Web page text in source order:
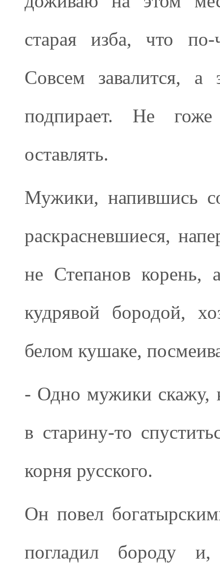
старая изба, что по-
Совсем завалится,
подпирает. Не
оставлять.
Мужики, напившись
раскрасневшиеся,
не Степанов корень,
кудрявой бородой,
белом кушаке,
- Одно мужики скажу,
в старину-то
корня русского.
Он повел
погладил бороду